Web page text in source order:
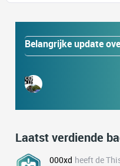
Belangrijke update
Laatst verdiende
000xd heeft de